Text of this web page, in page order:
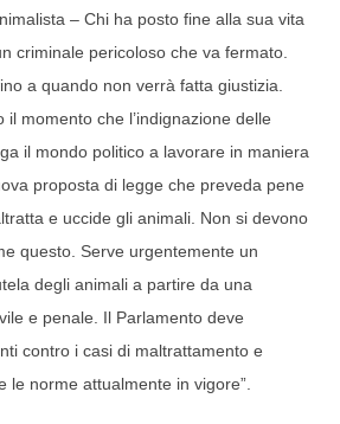
– Chi ha posto fine alla sua vita
criminale pericoloso che va fermato.
a quando non verrà fatta giustizia.
momento che l’indignazione delle
il mondo politico a lavorare in maniera
proposta di legge che preveda pene
e uccide gli animali. Non si devono
questo. Serve urgentemente un
degli animali a partire da una
e penale. Il Parlamento deve
contro i casi di maltrattamento e
le norme attualmente in vigore”.